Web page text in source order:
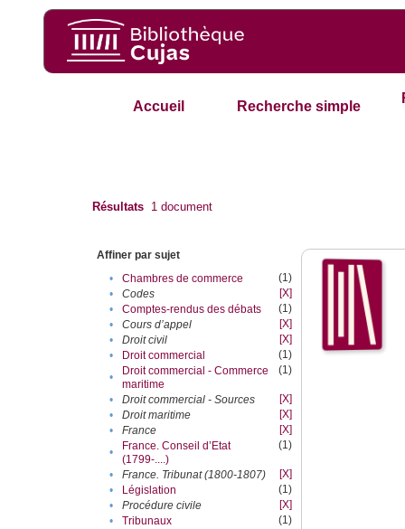
Accueil Recherche simple
Résultats 1 document
Affiner par sujet
•
Chambres de commerce
(1)
•
Codes
[X]
•
Comptes-rendus des débats
(1)
•
Cours d’appel
[X]
•
Droit civil
[X]
•
Droit commercial
(1)
•
Droit commercial - Commerce
maritime
(1)
• Droit commercial - Sources
[X]
•
Droit maritime
[X]
•
France
[X]
•
France. Conseil d’Etat
(1799-....)
(1)
• France. Tribunat (1800-1807)
[X]
•
Législation
(1)
•
Procédure civile
[X]
•
Tribunaux
(1)